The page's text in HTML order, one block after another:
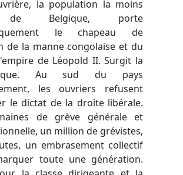
la population la moins
Belgique, porte
le chapeau de
de la manne congolaise et du
de Léopold II. Surgit la
Au sud du pays
les ouvriers refusent
le dictat de la droite libérale.
de grève générale et
un million de grévistes,
un embrasement collectif
toute une génération.